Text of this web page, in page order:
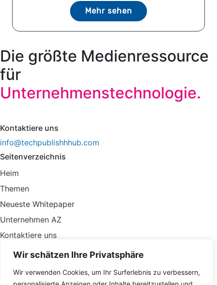
Wir schätzen Ihre Privatsphäre
Wir verwenden Cookies, um Ihr Surferlebnis zu verbessern,
Mehr sehen
Die größte Medienressource
für
Unternehmenstechnologie.
Kontaktiere uns
info@techpublishhhub.com
Seitenverzeichnis
Heim
Themen
Neueste Whitepaper
Unternehmen AZ
Kontaktiere uns
Privatsphäre